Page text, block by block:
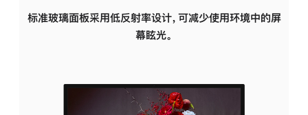
标准玻璃面板采用低反射率设计，可减少使用环境中的屏
幕眩光。